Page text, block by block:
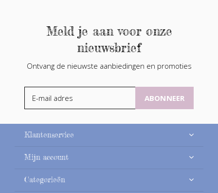
Meld je aan voor onze
nieuwsbrief
Ontvang de nieuwste aanbiedingen en promoties
ABONNEER
Klantenservice
Mijn account
Categorieën